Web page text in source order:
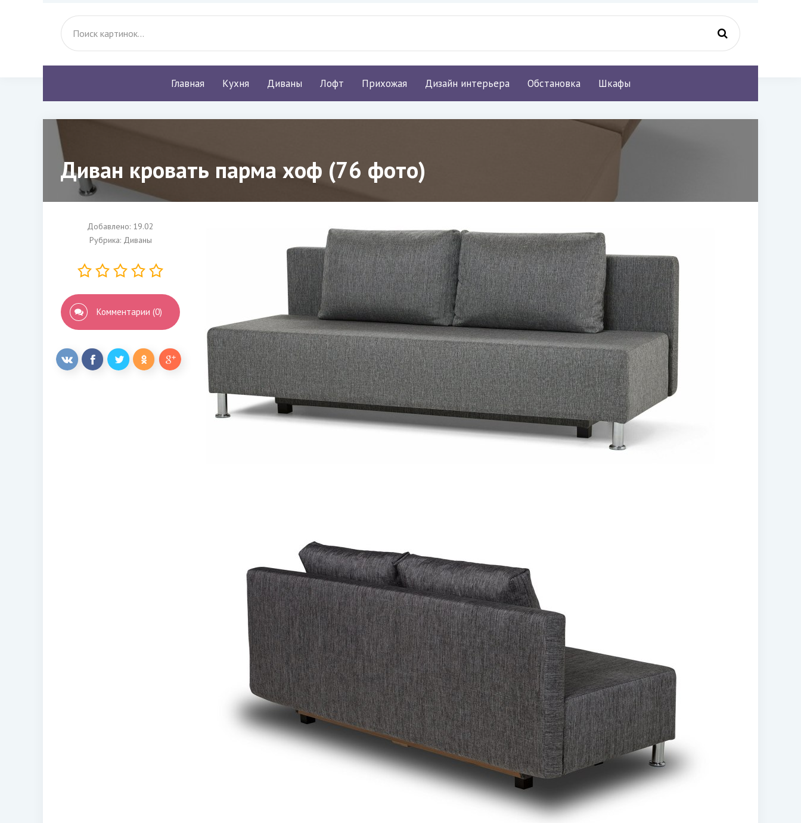
Главная Кухня Диваны Лофт Прихожая Дизайн интерьера Обстановка Шкафы
Диван кровать парма хоф (76 фото)
Добавлено: 19.02
Рубрика: Диваны
Комментарии (0)